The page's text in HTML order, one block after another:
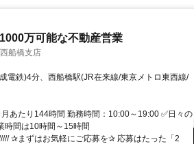
万可能な不動産営業
船橋支店
電鉄)4分、西船橋駅(JR在来線/東京メトロ東西線/
あたり144時間 勤務時間：10:00～19:00 ✅日々の
時間は10時間～15時間
✰まずはお気軽にご応募を✰ 応募はたった「2